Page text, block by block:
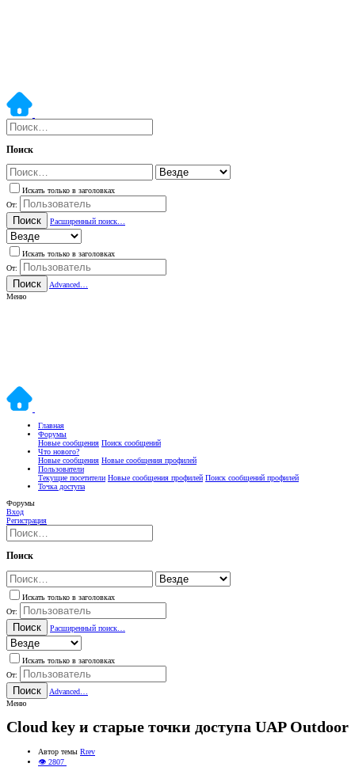
Поиск
Искать только в заголовках
От:
Поиск Расширенный поиск…
Искать только в заголовках
От:
Поиск
Advanced…
Меню
Главная
Форумы
Новые сообщения Поиск сообщений
Что нового?
Новые сообщения Новые сообщения профилей
Пользователи
Текущие посетители Новые сообщения профилей Поиск сообщений профилей
Точка доступа
Форумы
Вход
Регистрация
Поиск
Искать только в заголовках
От:
Поиск Расширенный поиск…
Искать только в заголовках
От:
Поиск
Advanced…
Меню
Cloud key и старые точки доступа UAP Outdoor
Автор темы Rrev
👁 2807